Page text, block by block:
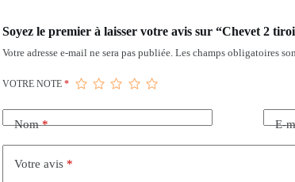
Soyez le premier à laisser votre avis sur “Chevet 2
Votre adresse e-mail ne sera pas publiée. Les champs obligatoires
VOTRE NOTE *
Nom* E-
Votre avis *